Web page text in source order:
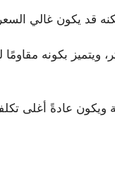
لكنه قد يكون غالي
ويتميز بكونه مقاومًا
ويكون عادةً أغلى